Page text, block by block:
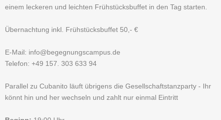
einem leckeren und leichten Frühstücksbuffet in den Tag starten.
Übernachtung inkl. Frühstücksbuffet 50,- €
E-Mail: info@begegnungscampus.de
Telefon: +49 157. 303 633 94
Parallel zu Cubanito läuft übrigens die Gesellschaftstanzparty - Ihr
könnt hin und her wechseln und zahlt nur einmal Eintritt